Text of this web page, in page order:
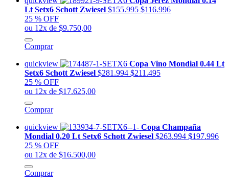
Lt Setx6 Schott Zwiesel $155.995 $116.996
25 % OFF
ou 12x de $9.750,00
Comprar
quickview
Copa Vino Mondial 0.44 Lt
Setx6 Schott Zwiesel $281.994 $211.495
25 % OFF
ou 12x de $17.625,00
Comprar
quickview
Copa Champaña
Mondial 0.20 Lt Setx6 Schott Zwiesel $263.994 $197.996
25 % OFF
ou 12x de $16.500,00
Comprar